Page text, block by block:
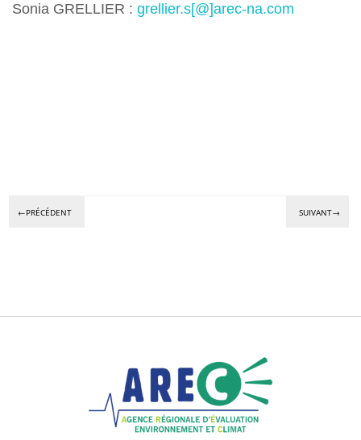
Sonia GRELLIER : grellier.s[@]arec-na.com
←PRÉCÉDENT SUIVANT→